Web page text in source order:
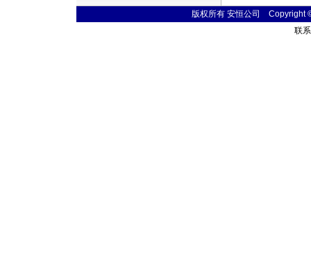
版权所有 安恒公司 Copyright
联